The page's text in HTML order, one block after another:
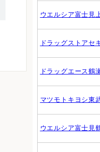
ウエルシア富士見
ドラッグストアセ
ドラッグエース鶴
マツモトキヨシ東
ウエルシア富士見